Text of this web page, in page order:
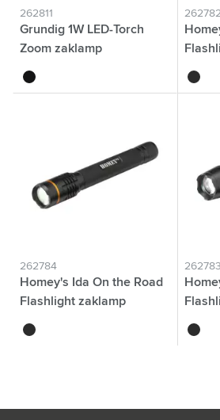
262811
Grundig 1W LED-Torch
Zoom zaklamp
noir
262782
noir
262784
Homey's Ida On the Road
Flashlight zaklamp
noir
262783
noir